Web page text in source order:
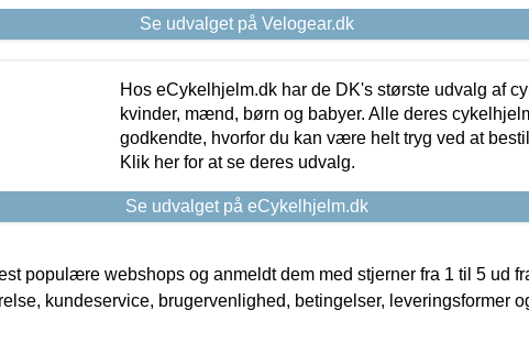
Se udvalget på Velogear.dk
Hos eCykelhjelm.dk har de DK's største udvalg af
kvinder, mænd, børn og babyer. Alle deres
godkendte, hvorfor du kan være helt tryg ved at
Klik her for at se deres udvalg.
Se udvalget på eCykelhjelm.dk
populære webshops og anmeldt dem med stjerner fra 1 til 5 ud
kundeservice, brugervenlighed, betingelser, leveringsformer